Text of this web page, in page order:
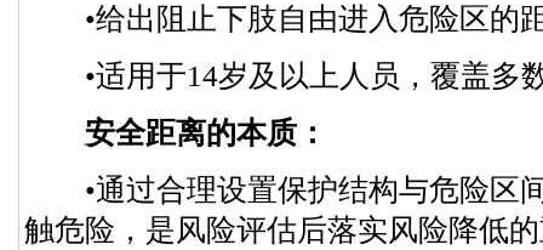
•给出阻止下肢自由进入危险区的
•适用于14岁及以上人员，覆盖多
安全距离的本质：
•通过合理设置保护结构与危险区
触危险，是风险评估后落实风险降低